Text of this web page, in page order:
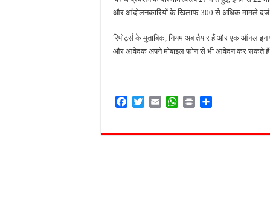
और आंदोलनकारियों के खिलाफ 300 से अधिक मामले
रिपोर्ट्स के मुताबिक, नियम अब तैयार हैं और एक ऑनलाइन
और आवेदक अपने मोबाइल फोन से भी आवेदन कर सकते
e
t
i
W
t
n
r